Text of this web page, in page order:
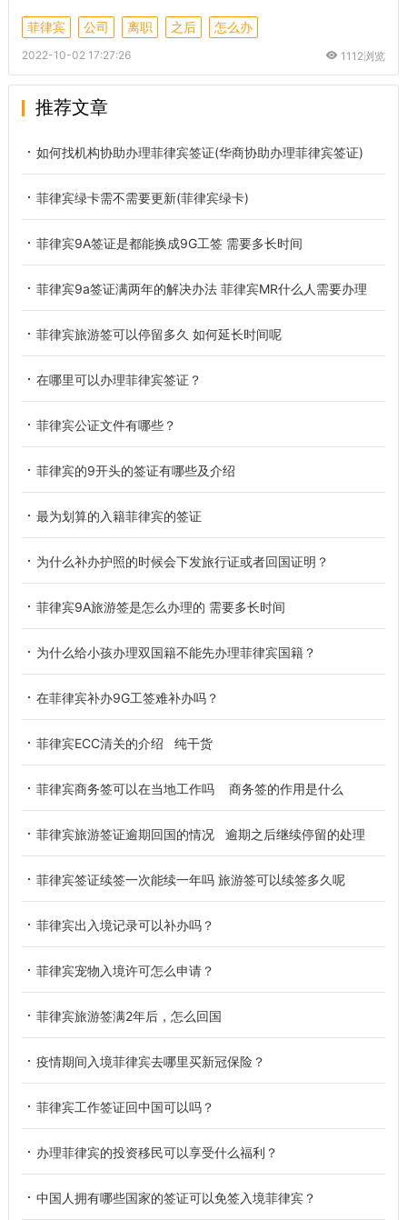
菲律宾 公司 离职 之后 怎么办
2022-10-02 17:27:26 1112浏览
推荐文章
如何找机构协助办理菲律宾签证(华商协助办理菲律宾签证)
菲律宾绿卡需不需要更新(菲律宾绿卡)
菲律宾9A签证是都能换成9G工签 需要多长时间
菲律宾9a签证满两年的解决办法 菲律宾MR什么人需要办理
菲律宾旅游签可以停留多久 如何延长时间呢
在哪里可以办理菲律宾签证？
菲律宾公证文件有哪些？
菲律宾的9开头的签证有哪些及介绍
最为划算的入籍菲律宾的签证
为什么补办护照的时候会下发旅行证或者回国证明？
菲律宾9A旅游签是怎么办理的 需要多长时间
为什么给小孩办理双国籍不能先办理菲律宾国籍？
在菲律宾补办9G工签难补办吗？
菲律宾ECC清关的介绍 纯干货
菲律宾商务签可以在当地工作吗 商务签的作用是什么
菲律宾旅游签证逾期回国的情况 逾期之后继续停留的处理
菲律宾签证续签一次能续一年吗 旅游签可以续签多久呢
菲律宾出入境记录可以补办吗？
菲律宾宠物入境许可怎么申请？
菲律宾旅游签满2年后，怎么回国
疫情期间入境菲律宾去哪里买新冠保险？
菲律宾工作签证回中国可以吗？
办理菲律宾的投资移民可以享受什么福利？
中国人拥有哪些国家的签证可以免签入境菲律宾？